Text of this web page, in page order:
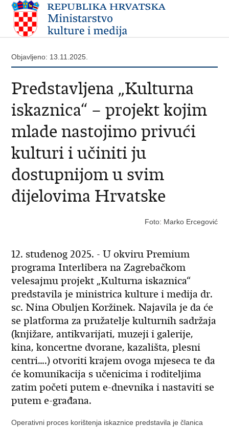
Objavljeno: 13.11.2025.
Predstavljena „Kulturna
iskaznica“ – projekt kojim
mlade nastojimo privući
kulturi i učiniti ju
dostupnijom u svim
dijelovima Hrvatske
Foto: Marko Ercegović
12. studenog 2025. - U okviru Premium
programa Interlibera na Zagrebačkom
velesajmu projekt „Kulturna iskaznica“
predstavila je ministrica kulture i medija dr.
sc. Nina Obuljen Koržinek. Najavila je da će
se platforma za pružatelje kulturnih sadržaja
(knjižare, antikvarijati, muzeji i galerije,
kina, koncertne dvorane, kazališta, plesni
centri….) otvoriti krajem ovoga mjeseca te da
će komunikacija s učenicima i roditeljima
zatim početi putem e-dnevnika i nastaviti se
putem e-građana.
Operativni proces korištenja iskaznice predstavila je članica